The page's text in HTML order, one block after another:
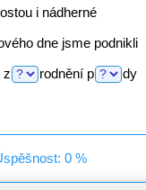
i nádherné
dne jsme podnikli
z rodnění p
dy
0 %